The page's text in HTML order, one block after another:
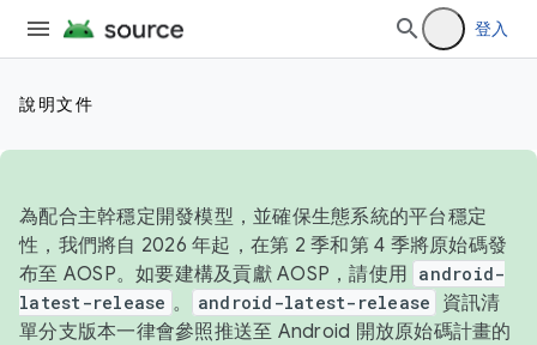
登入
說明文件
為配合主幹穩定開發模型，並確保生態系統的平台穩定
性，我們將自 2026 年起，在第 2 季和第 4 季將原始碼發
布至 AOSP。如要建構及貢獻 AOSP，請使用 android-
latest-release 。 android-latest-release
資訊清
單分支版本一律會參照推送至 Android 開放原始碼計畫的